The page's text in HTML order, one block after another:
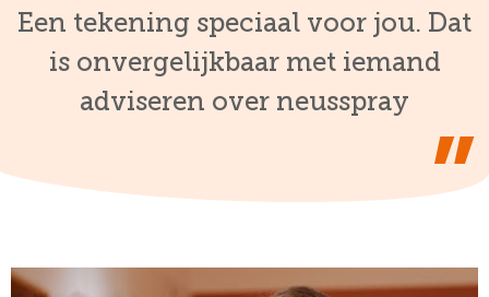
Een tekening speciaal voor jou. Dat
is onvergelijkbaar met iemand
adviseren over neusspray